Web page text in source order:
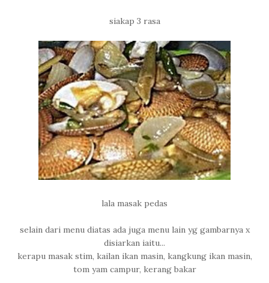
siakap 3 rasa
lala masak pedas
selain dari menu diatas ada juga menu lain yg gambarnya x
disiarkan iaitu...
kerapu masak stim, kailan ikan masin, kangkung ikan masin,
tom yam campur, kerang bakar